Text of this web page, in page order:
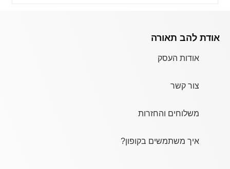
אודת להב תאורה
אודות העסק
צור קשר
משלוחים והחזרות
איך משתמשים בקופון?